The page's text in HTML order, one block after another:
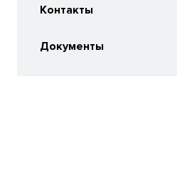
Контакты
Документы